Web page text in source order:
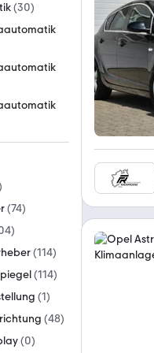
(30)
(74)
)
(114)
(114)
(1)
(48)
(0)